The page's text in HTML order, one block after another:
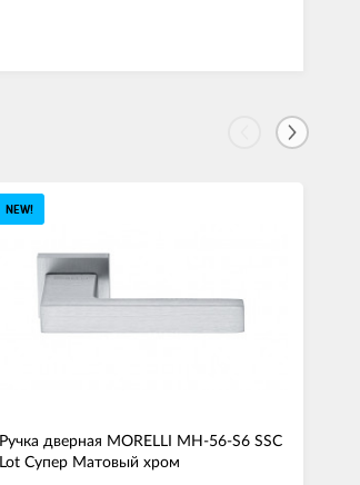
NEW!
Ручка дверная MORELLI MH-56-S6 SSC
Lot Супер Матовый хром